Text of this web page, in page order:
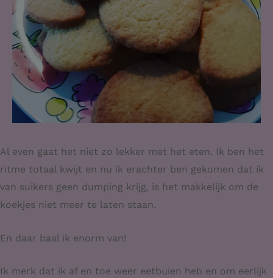
Al even gaat het niet zo lekker met het eten. Ik ben het
ritme totaal kwijt en nu ik erachter ben gekomen dat ik
van suikers geen dumping krijg, is het makkelijk om de
koekjes niet meer te laten staan.
En daar baal ik enorm van!
Ik merk dat ik af en toe weer eetbuien heb en om eerlijk